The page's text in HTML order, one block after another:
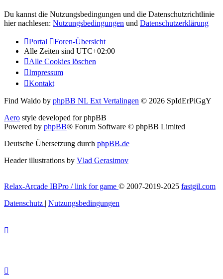
Du kannst die Nutzungsbedingungen und die Datenschutzrichtlinie
hier nachlesen: Nutzungsbedingungen und Datenschutzerklärung
Portal
Foren-Übersicht
Alle Zeiten sind UTC+02:00
Alle Cookies löschen
Impressum
Kontakt
Find Waldo by phpBB NL Ext Vertalingen © 2026 SpIdErPiGgY
Aero style developed for phpBB
Powered by phpBB® Forum Software © phpBB Limited
Deutsche Übersetzung durch phpBB.de
Header illustrations by Vlad Gerasimov
Relax-Arcade IBPro / link for game © 2007-2019-2025 fastgil.com
Datenschutz | Nutzungsbedingungen